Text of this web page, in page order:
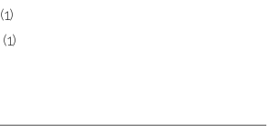
(1)
(1)